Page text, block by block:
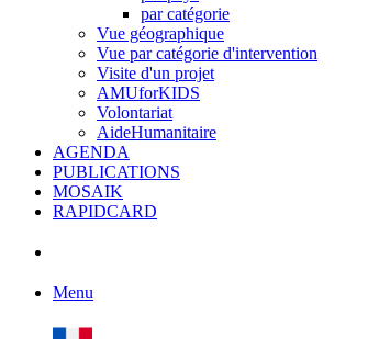
par catégorie
Vue géographique
Vue par catégorie d'intervention
Visite d'un projet
AMUforKIDS
Volontariat
AideHumanitaire
AGENDA
PUBLICATIONS
MOSAIK
RAPIDCARD
Menu